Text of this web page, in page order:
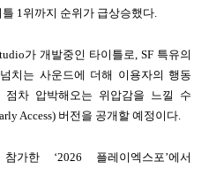
1위까지 순위가 급상승했다.
가 개발중인 타이틀로, SF 특유의
치는 사운드에 더해 이용자의 행동
차 압박해오는 위압감을 느낄 수
Access) 버전을 공개할 예정이다.
가한 ‘2026 플레이엑스포’에서